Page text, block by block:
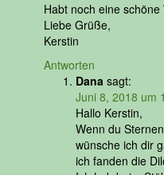
Habt noch eine schöne
Liebe Grüße,
Kerstin
Antworten
Dana sagt:
Juni 8, 2018 um
Hallo Kerstin,
Wenn du
wünsche ich dir
ich fanden die